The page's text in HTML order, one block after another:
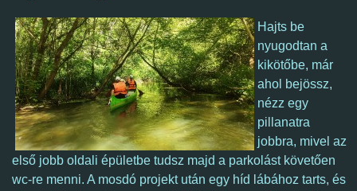
Hajts be
nyugodtan a
kikötőbe, már
ahol bejössz,
nézz egy
pillanatra
jobbra, mivel az
első jobb oldali épületbe tudsz majd a parkolást követően
wc-re menni. A mosdó projekt után egy híd lábához tarts, és